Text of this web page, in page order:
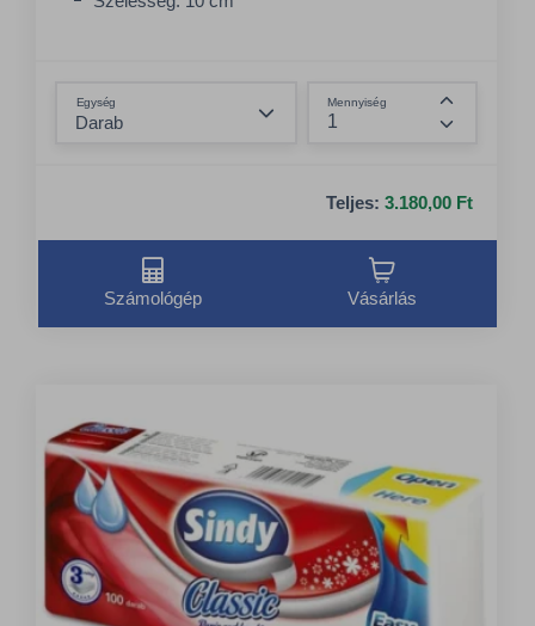
Egység Mennyiség
Összeg
Teljes: 3.180,00 Ft
Számológép Vásárlás